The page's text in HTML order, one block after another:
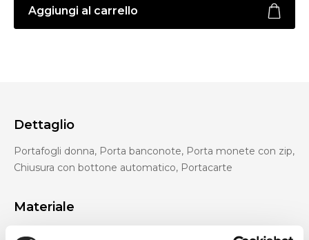
Aggiungi al carrello
Dettaglio
Portafogli donna, Porta banconote, Porta monete con zip,
Chiusura con bottone automatico, Portacarte
Materiale